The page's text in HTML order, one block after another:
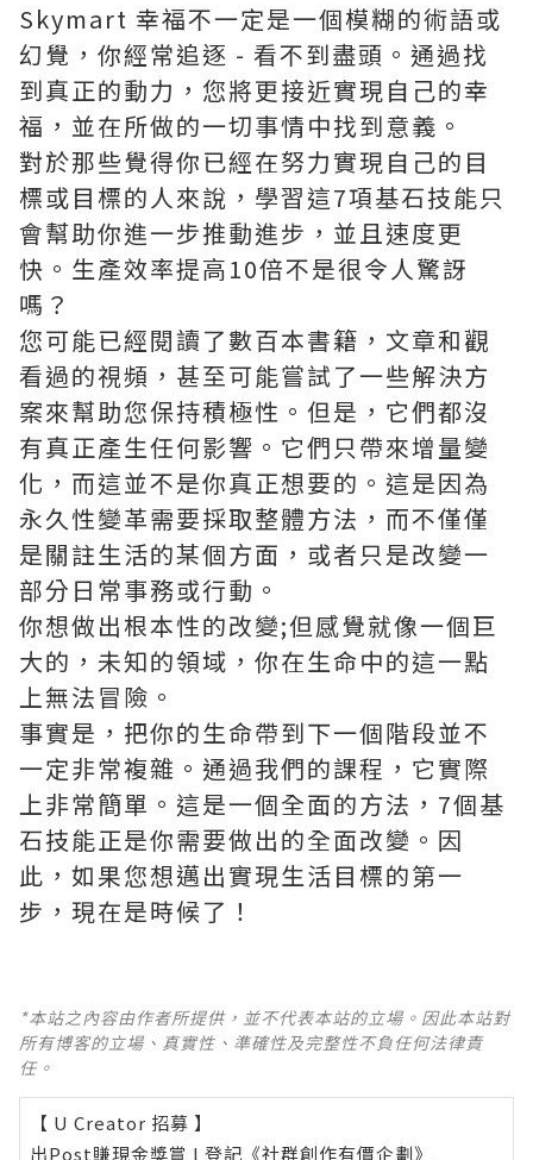
Skymart 幸福不一定是一個模糊的術語或
幻覺，你經常追逐 - 看不到盡頭。通過找
到真正的動力，您將更接近實現自己的幸
福，並在所做的一切事情中找到意義。
對於那些覺得你已經在努力實現自己的目
標或目標的人來說，學習這7項基石技能只
會幫助你進一步推動進步，並且速度更
快。生產效率提高10倍不是很令人驚訝
嗎？
您可能已經閱讀了數百本書籍，文章和觀
看過的視頻，甚至可能嘗試了一些解決方
案來幫助您保持積極性。但是，它們都沒
有真正產生任何影響。它們只帶來增量變
化，而這並不是你真正想要的。這是因為
永久性變革需要採取整體方法，而不僅僅
是關註生活的某個方面，或者只是改變一
部分日常事務或行動。
你想做出根本性的改變;但感覺就像一個巨
大的，未知的領域，你在生命中的這一點
上無法冒險。
事實是，把你的生命帶到下一個階段並不
一定非常複雜。通過我們的課程，它實際
上非常簡單。這是一個全面的方法，7個基
石技能正是你需要做出的全面改變。因
此，如果您想邁出實現生活目標的第一
步，現在是時候了！
*本站之內容由作者所提供，並不代表本站的立場。因此本站對
所有博客的立場、真實性、準確性及完整性不負任何法律責
任。
【 U Creator 招募 】
出Post賺現金獎賞 l 登記《社群創作有價企劃》